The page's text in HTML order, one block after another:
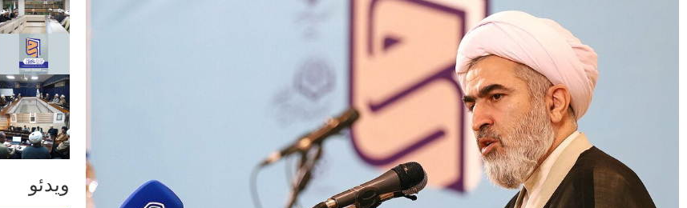
ویدئو